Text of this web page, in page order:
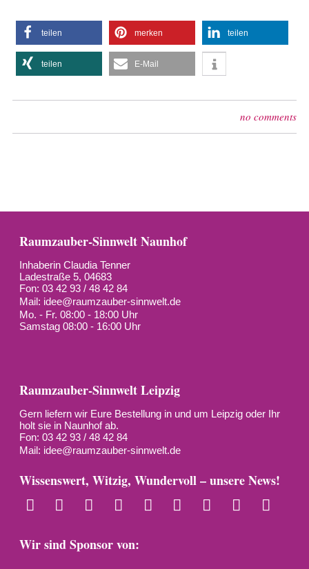
teilen merken teilen
teilen E-Mail
no comments
Raumzauber-Sinnwelt Naunhof
Inhaberin Claudia Tenner
Ladestraße 5, 04683
Fon: 03 42 93 / 48 42 84
Mail: idee@raumzauber-sinnwelt.de
Mo. - Fr. 08:00 - 18:00 Uhr
Samstag 08:00 - 16:00 Uhr
Raumzauber-Sinnwelt Leipzig
Gern liefern wir Eure Bestellung in und um Leipzig oder Ihr
holt sie in Naunhof ab.
Fon: 03 42 93 / 48 42 84
Mail: idee@raumzauber-sinnwelt.de
Wissenswert, Witzig, Wundervoll – unsere News!
Wir sind Sponsor von: